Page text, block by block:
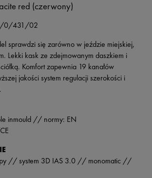
red (czerwony)
0/431/02
sprawdzi się zarówno w jeździe miejskiej,
Lekki kask ze zdejmowanym daszkiem i
Komfort zapewnia 19 kanałów
jakości system regulacji szerokości i
inmould // normy: EN
// system 3D IAS 3.0 // monomatic //